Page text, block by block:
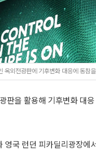
외전광판에 기후변화 대응에 동참
판을 활용해 기후변화 대
영국 런던 피카딜리광장에